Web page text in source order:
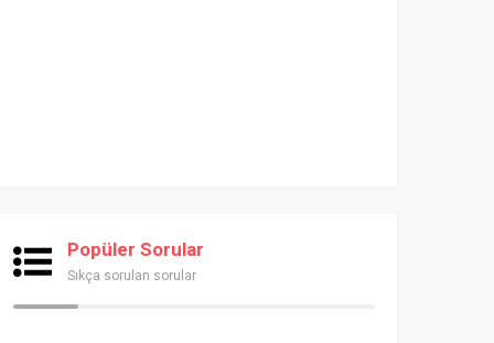
Popüler Sorular
Sıkça sorulan sorular